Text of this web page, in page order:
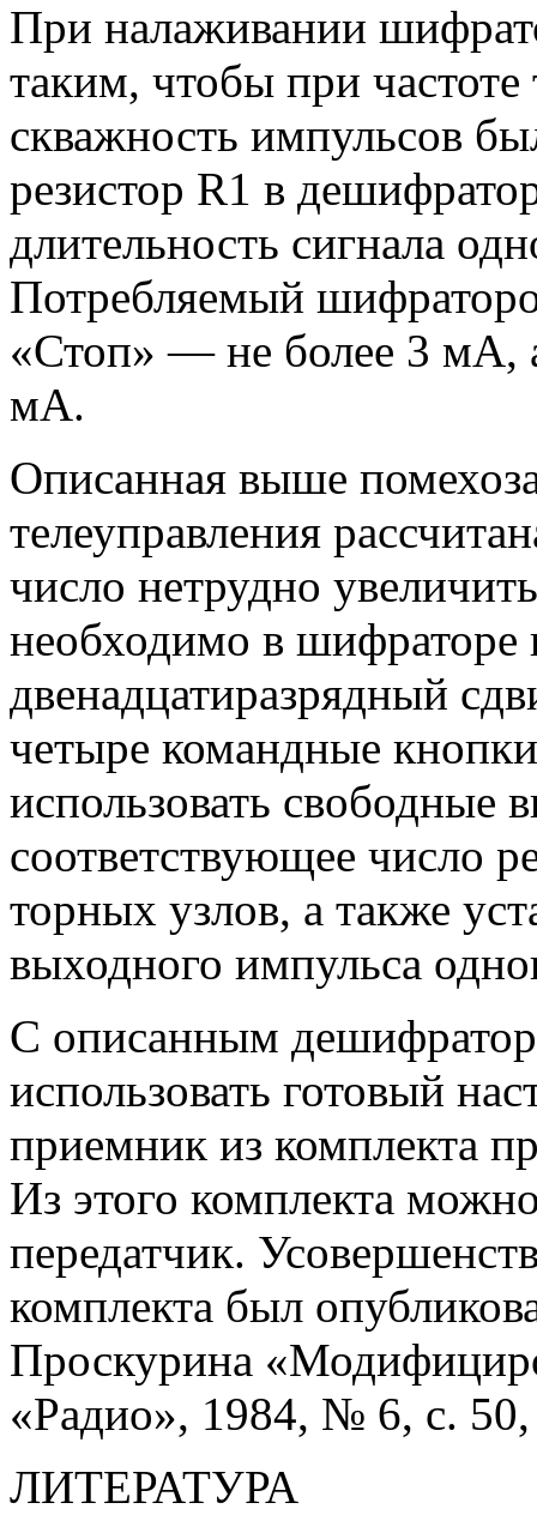
При налаживании
таким, чтобы при частоте
скважность импульсов
резистор R1 в
длительность сигнала
Потребляемый
«Стоп» — не более 3 мА,
мА.
Описанная выше
телеуправления
число нетрудно
необходимо в шифраторе
двенадцатиразрядный
четыре командные
использовать свободные
соответствующее число
торных узлов, а также
выходного импульса
С описанным
использовать готовый
приемник из комплекта
Из этого комплекта
передатчик.
комплекта был
Проскурина
«Радио», 1984, № 6, с.
ЛИТЕРАТУРА